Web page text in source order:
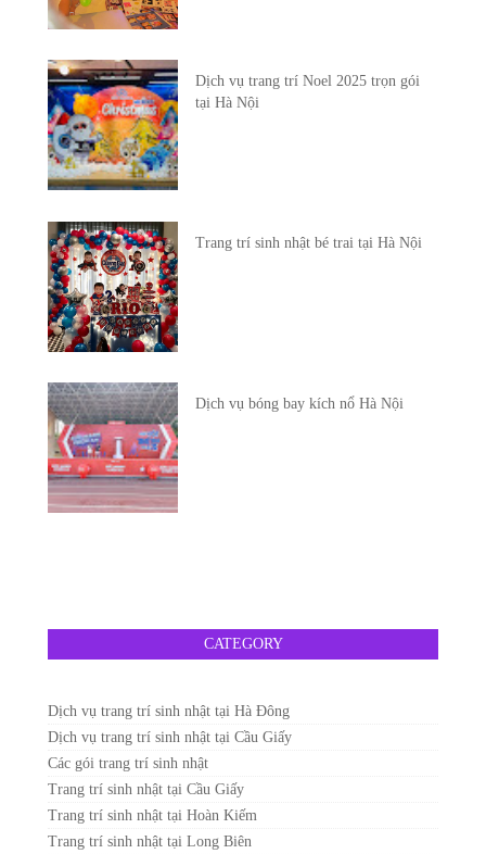
Dịch vụ trang trí Noel 2025 trọn gói
tại Hà Nội
Trang trí sinh nhật bé trai tại Hà Nội
Dịch vụ bóng bay kích nổ Hà Nội
CATEGORY
Dịch vụ trang trí sinh nhật tại Hà Đông
Dịch vụ trang trí sinh nhật tại Cầu Giấy
Các gói trang trí sinh nhật
Trang trí sinh nhật tại Cầu Giấy
Trang trí sinh nhật tại Hoàn Kiếm
Trang trí sinh nhật tại Long Biên